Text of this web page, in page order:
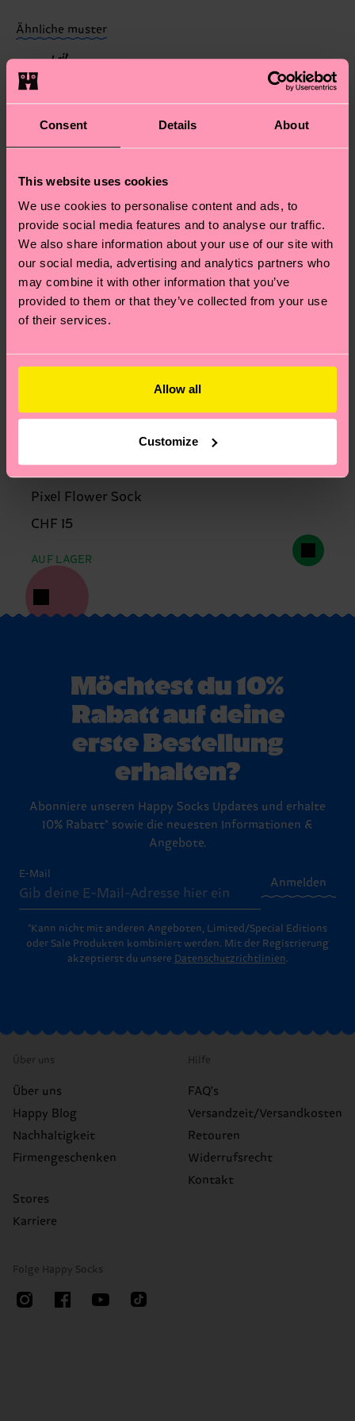
Consent Details About
This website uses cookies
We use cookies to personalise content and ads, to
provide social media features and to analyse our traffic.
We also share information about your use of our site with
our social media, advertising and analytics partners who
may combine it with other information that you’ve
provided to them or that they’ve collected from your use
of their services.
Allow all
Customize
dass es sich hierbei um einen Richtwert handelt
und die genaue Lieferzeit von der lokalen Post in
deinem Land abhängt.
Du hast Fragen zu einer Retoure? In unserem
Hilfebereich im ArtikelRetouren
findest du die
am häufigsten gestellten Fragen.
Ähnliche muster
Neuheit
Pixel Flower Sock
CHF 15
AUF LAGER
Möchtest du 10%
Rabatt auf deine
erste Bestellung
erhalten?
Abonniere unseren Happy Socks Updates und erhalte
10% Rabatt* sowie die neuesten Informationen &
Angebote.
E-Mail
Anmelden
*Kann nicht mit anderen Angeboten, Limited/Special Editions
oder Sale Produkten kombiniert werden. Mit der Registrierung
akzeptierst du unsere Datenschutzrichtlinien.
Über uns
Über uns
Happy Blog
Nachhaltigkeit
Firmengeschenken
Stores
Karriere
Hilfe
FAQ's
Versandzeit/Versandkosten
Retouren
Widerrufsrecht
Kontakt
Folge Happy Socks